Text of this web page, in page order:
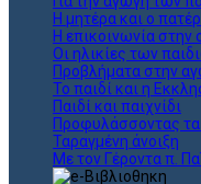
Η μητέρα και ο
Η επικοινωνία στην
Οι ηλικίες των
Προβλήματα στην
Το παιδί και η
Παιδί και παιχνίδι
Προφυλάσσοντας τα
Ταραγμένη άνοιξη
Με τον Γέροντα π.